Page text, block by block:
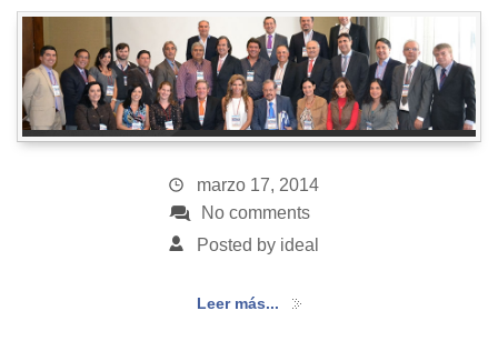
marzo 17, 2014
No comments
Posted by ideal
Leer más...